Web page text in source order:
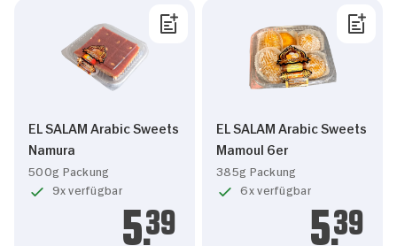
EL SALAM Arabic Sweets
Namura
500g Packung
9x verfügbar
5.39
EL SALAM Arabic Sweets
Mamoul 6er
385g Packung
6x verfügbar
5.39